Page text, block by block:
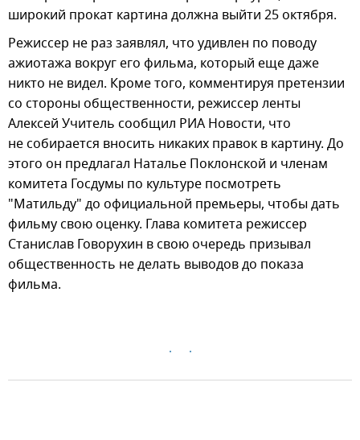
широкий прокат картина должна выйти 25 октября.
Режиссер не раз заявлял, что удивлен по поводу
ажиотажа вокруг его фильма, который еще даже
никто не видел. Кроме того, комментируя претензии
со стороны общественности, режиссер ленты
Алексей Учитель сообщил РИА Новости, что
не собирается вносить никаких правок в картину. До
этого он предлагал Наталье Поклонской и членам
комитета Госдумы по культуре посмотреть
"Матильду" до официальной премьеры, чтобы дать
фильму свою оценку. Глава комитета режиссер
Станислав Говорухин в свою очередь призывал
общественность не делать выводов до показа
фильма.